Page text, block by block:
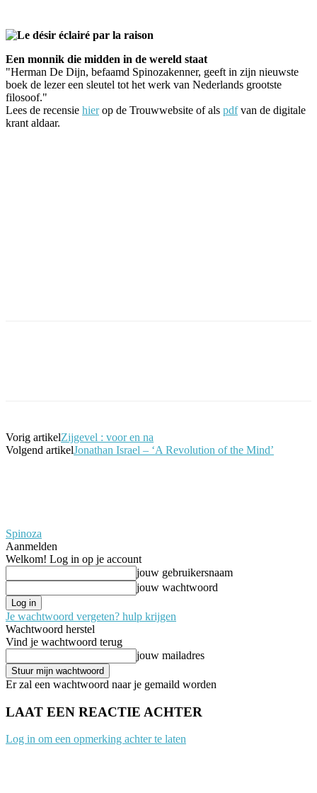
Een monnik die midden in de wereld staat
"Herman De Dijn, befaamd Spinozakenner, geeft in zijn nieuwste
boek de lezer een sleutel tot het werk van Nederlands grootste
filosoof."
Lees de recensie hierop de Trouwwebsite of als pdfvan de digitale
krant aldaar.
Vorig artikelZijgevel : voor en na
Volgend artikelJonathan Israel – ‘A Revolution of the Mind’
Spinoza
Aanmelden
Welkom! Log in op je account
jouw gebruikersnaam
jouw wachtwoord
Je wachtwoord vergeten? hulp krijgen
Wachtwoord herstel
Vind je wachtwoord terug
jouw mailadres
Er zal een wachtwoord naar je gemaild worden
LAAT EEN REACTIE ACHTER
Log in om een opmerking achter te laten